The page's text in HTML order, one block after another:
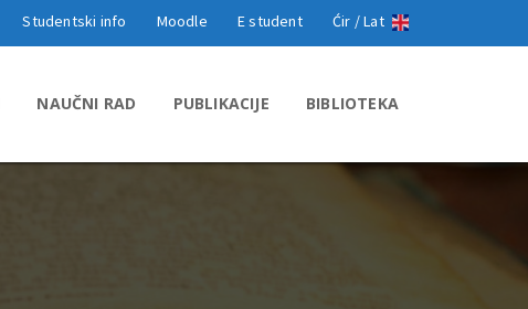
Studentski info Moodle E student Ćir /Lat
NAUČNI RAD PUBLIKACIJE BIBLIOTEKA